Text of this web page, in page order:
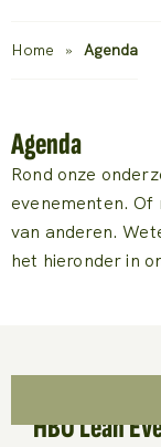
Home » Agenda
Agenda
Rond onze
evenementen. Of
van anderen.
het hieronder in
HBO Lean